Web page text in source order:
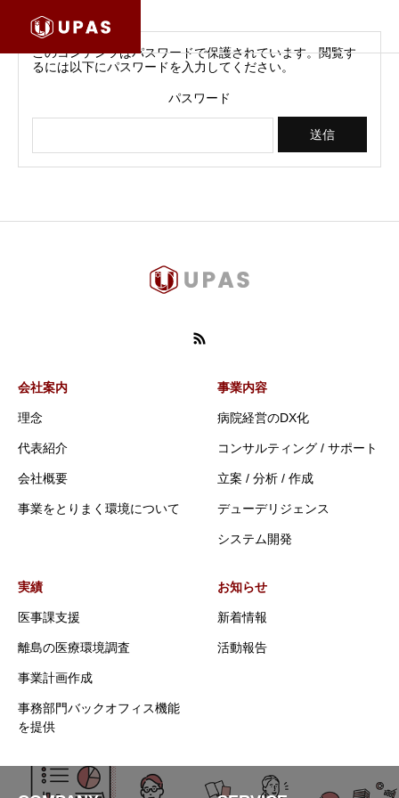
このコンテンツはパスワードで保護されています。閲覧す
るには以下にパスワードを入力してください。
パスワード
会社案内
理念
代表紹介
会社概要
事業をとりまく環境について
事業内容
病院経営のDX化
コンサルティング / サポート
立案 / 分析 / 作成
デューデリジェンス
システム開発
実績
医事課支援
離島の医療環境調査
事業計画作成
事務部門バックオフィス機能
を提供
お知らせ
新着情報
活動報告